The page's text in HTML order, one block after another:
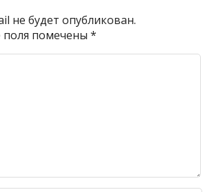
не будет опубликован.
поля помечены*